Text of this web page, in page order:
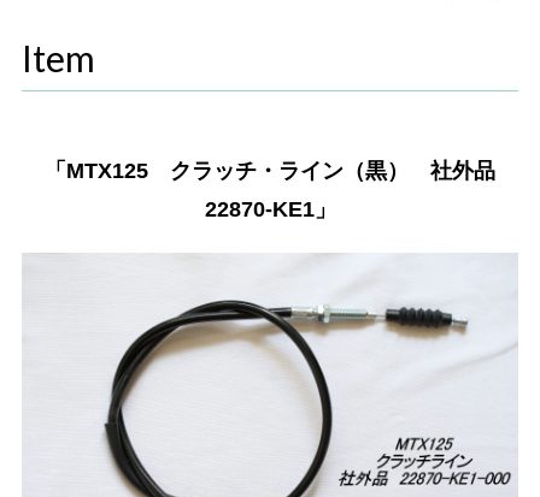
Item
「MTX125 クラッチ・ライン（黒） 社外品
22870-KE1」